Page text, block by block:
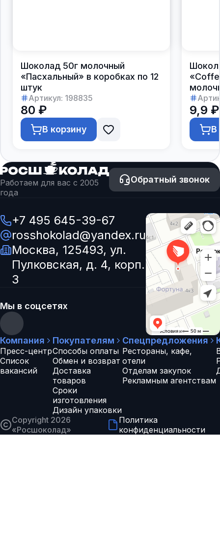
Шоколад 50г молочный
«Пасхальный» в коробках по 12
штук
Артикул: 198835
80 ₽
В корзину
9,9 ₽
В
Работаем для вас с 2005
года
Обратный звонок
+7 495 645-39-67
rosshokolad@yandex.ru
Москва, 125493, ул.
Пулковская, д. 4, корп.
3
Мы в соцсетях
Компания
Пресс-центр
Список
вакансий
Покупателям
Способы оплаты
Обмен и возврат
Доставка
товаров
Сроки
изготовления
Дизайн упаковки
Спецпредложения
Рестораны, кафе,
отели
Отделам закупок
Рекламным агентствам
Copyright 2026
«Росшоколад»
Политика
конфиденциальности